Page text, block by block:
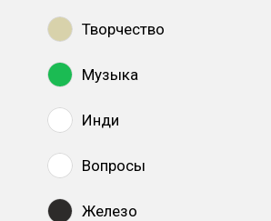
Творчество
Музыка
Инди
Вопросы
Железо